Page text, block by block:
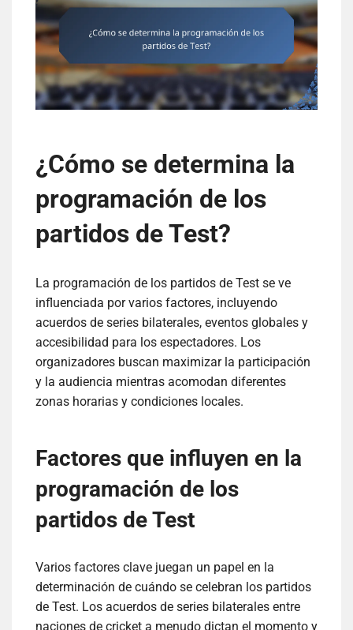
¿Cómo se determina la
programación de los
partidos de Test?
La programación de los partidos de Test se ve
influenciada por varios factores, incluyendo
acuerdos de series bilaterales, eventos globales y
accesibilidad para los espectadores. Los
organizadores buscan maximizar la participación
y la audiencia mientras acomodan diferentes
zonas horarias y condiciones locales.
Factores que influyen en la
programación de los
partidos de Test
Varios factores clave juegan un papel en la
determinación de cuándo se celebran los partidos
de Test. Los acuerdos de series bilaterales entre
naciones de cricket a menudo dictan el momento y